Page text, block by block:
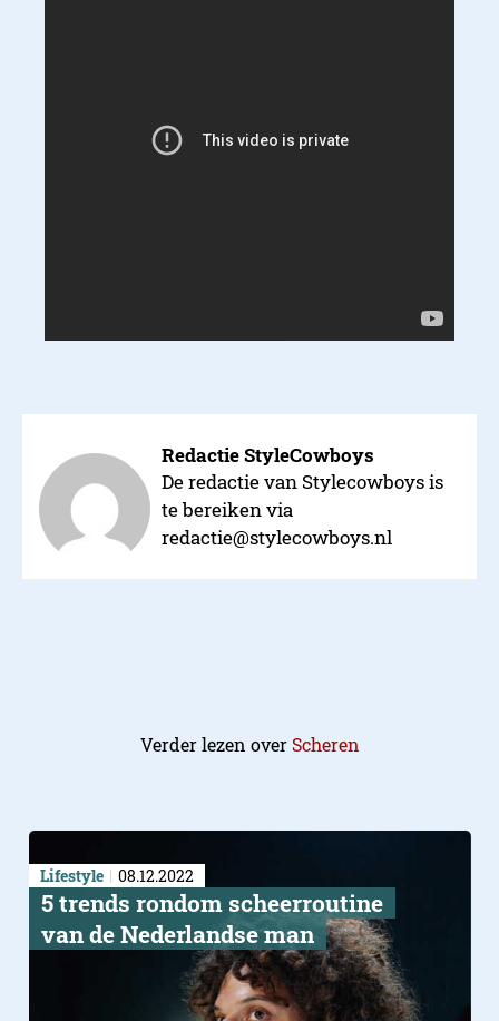
Redactie StyleCowboys
De redactie van Stylecowboys is
te bereiken via
redactie@stylecowboys.nl
Verder lezen overScheren
Lifestyle 08.12.2022
5 trends rondom scheerroutine
van de Nederlandse man